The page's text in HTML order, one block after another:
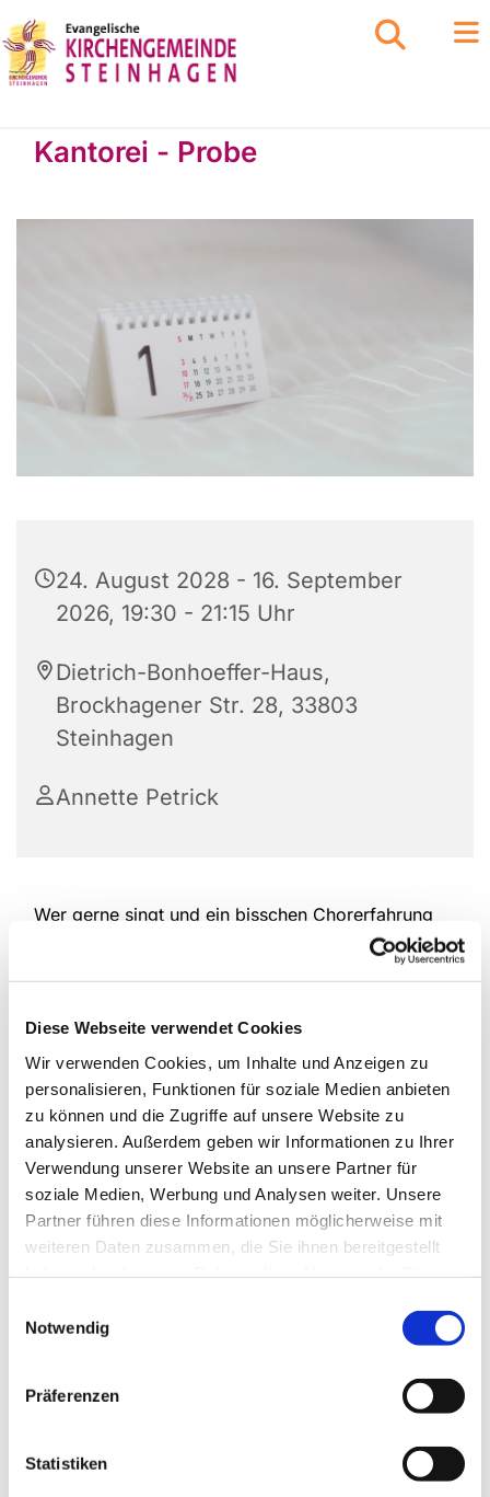
Diese Webseite verwendet Cookies
Wir verwenden Cookies, um Inhalte und Anzeigen zu
personalisieren, Funktionen für soziale Medien anbieten
zu können und die Zugriffe auf unsere Website zu
analysieren. Außerdem geben wir Informationen zu Ihrer
Verwendung unserer Website an unsere Partner für
soziale Medien, Werbung und Analysen weiter. Unsere
Partner führen diese Informationen möglicherweise mit
weiteren Daten zusammen, die Sie ihnen bereitgestellt
Notwendig
Präferenzen
Statistiken
Kantorei - Probe
24. August 2028 - 16. September
2026, 19:30 - 21:15 Uhr
Dietrich-Bonhoeffer-Haus,
Brockhagener Str. 28, 33803
Steinhagen
Annette Petrick
Wer gerne singt und ein bisschen Chorerfahrung
hat, ist herzlich willkommen, bei der Kantorei
reinzuschauen und mitzumachen. Das Repertoire
Komponisten wie Bach, Mendelssohn, Schütz,
Gospels. Die Mitglieder gemischten Alters singen
bei Konzerten, aber auch in Gottesdiensten und bei
anderen Gemeindeveranstalltungen.